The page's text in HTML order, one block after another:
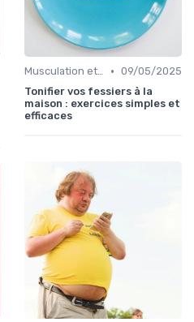
Musculation et tonification • 09/05/2025
Tonifier vos fessiers à la
maison : exercices simples et
efficaces